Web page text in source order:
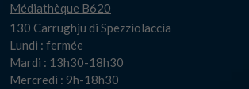
Médiathèque B620
130 Carrughju di Spezziolaccia
Lundi : fermée
Mardi : 13h30-18h30
Mercredi : 9h-18h30